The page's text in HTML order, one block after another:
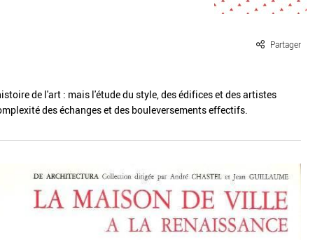
Partager
de l'art : mais l'étude du style, des édifices et des artistes
des échanges et des bouleversements effectifs.